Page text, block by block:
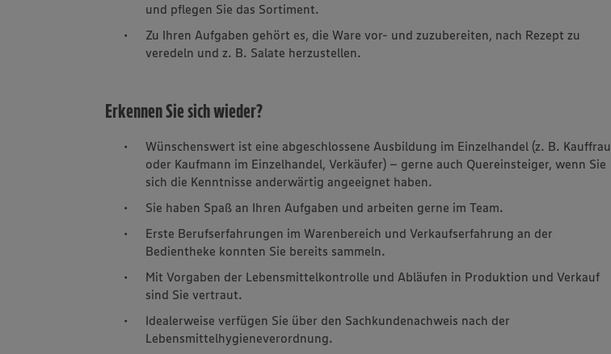
und pflegen Sie das Sortiment.
Zu Ihren Aufgaben gehört es, die Ware vor- und zuzubereiten, nach Rezept zu
veredeln und z. B. Salate herzustellen.
Erkennen Sie sich wieder?
Wünschenswert ist eine abgeschlossene Ausbildung im Einzelhandel (z. B. Kauffrau
oder Kaufmann im Einzelhandel, Verkäufer) – gerne auch Quereinsteiger, wenn Sie
sich die Kenntnisse anderwärtig angeeignet haben.
Sie haben Spaß an Ihren Aufgaben und arbeiten gerne im Team.
Erste Berufserfahrungen im Warenbereich und Verkaufserfahrung an der
Bedientheke konnten Sie bereits sammeln.
Mit Vorgaben der Lebensmittelkontrolle und Abläufen in Produktion und Verkauf
sind Sie vertraut.
Idealerweise verfügen Sie über den Sachkundenachweis nach der
Lebensmittelhygieneverordnung.